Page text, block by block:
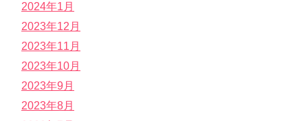
2024年1月
2023年12月
2023年11月
2023年10月
2023年9月
2023年8月